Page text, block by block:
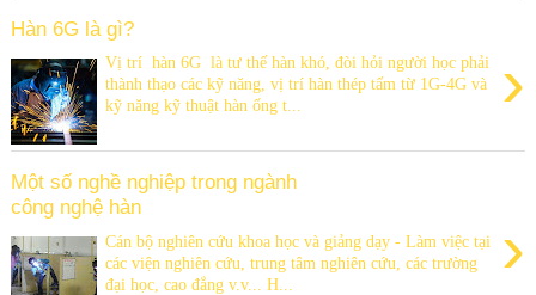
Hàn 6G là gì?
›
Vị trí hàn 6G là tư thế hàn khó, đòi hỏi người học phải
thành thạo các kỹ năng, vị trí hàn thép tấm từ 1G-4G và
kỹ năng kỹ thuật hàn ống t...
Một số nghề nghiệp trong ngành
công nghệ hàn
›
Cán bộ nghiên cứu khoa học và giảng dạy - Làm việc tại
các viện nghiên cứu, trung tâm nghiên cứu, các trường
đại học, cao đẳng v.v... H...